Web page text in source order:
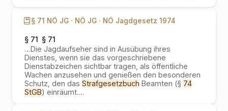
§ 71 NÖ JG · NÖ JG · NÖ Jagdgesetz 1974
§ 71 § 71
…Die Jagdaufseher sind in Ausübung ihres
Dienstes, wenn sie das vorgeschriebene
Dienstabzeichen sichtbar tragen, als öffentliche
Wachen anzusehen und genießen den besonderen
Schutz, den das Strafgesetzbuch Beamten (§ 74
StGB) einräumt.…